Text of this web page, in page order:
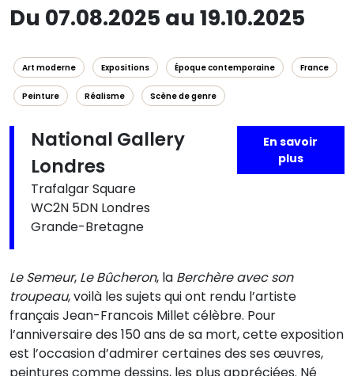
Du 07.08.2025 au 19.10.2025
Art moderne Expositions Époque contemporaine France
Peinture Réalisme Scène de genre
National Gallery
Londres
Trafalgar Square
WC2N 5DN Londres
Grande-Bretagne
En savoir
plus
Le Semeur, Le Bûcheron, la Berchère avec son
troupeau, voilà les sujets qui ont rendu l’artiste
français Jean-Francois Millet célèbre. Pour
l’anniversaire des 150 ans de sa mort, cette exposition
est l’occasion d’admirer certaines des ses œuvres,